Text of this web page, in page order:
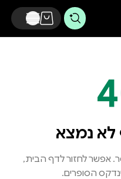
נמצא
אפשר לחזור לדף הבית,
הסופרים.